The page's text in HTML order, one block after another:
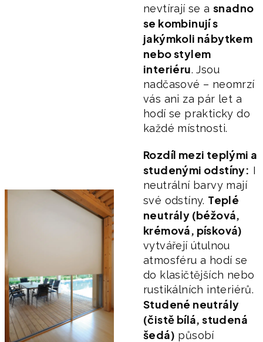
nevtírají se asnadno
se kombinují s
jakýmkoli nábytkem
nebo stylem
interiéru. Jsou
nadčasové – neomrzí
vás ani za pár let a
hodí se prakticky do
každé místnosti.
Rozdíl mezi teplými a
studenými odstíny: I
neutrální barvy mají
své odstíny. Teplé
neutrály (béžová,
krémová, písková)
vytvářejí útulnou
atmosféru a hodí se
do klasičtějších nebo
rustikálních interiérů.
Studené neutrály
(čistě bílá, studená
šedá) působí